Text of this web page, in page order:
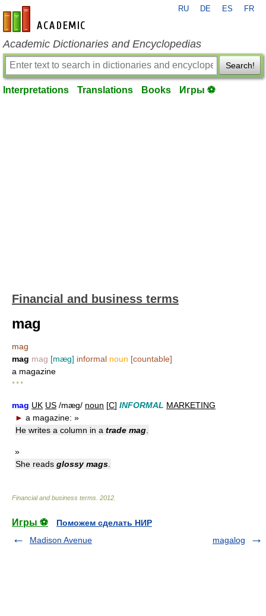
en-academic.com
RU DE ES FR
Academic Dictionaries and Encyclopedias
Search!
Interpretations Translations Books Игры ⚽
Financial and business terms
mag
mag
mag mag [mæg] informal noun [countable]
a magazine
* * *
mag UK US /mæɡ/ noun [C] INFORMAL MARKETING
► a magazine: »
He writes a column in a trade mag
»
She reads glossy mags
Financial and business terms 2012
Игры ⚽
Поможем сделать НИР
Madison Avenue
magalog